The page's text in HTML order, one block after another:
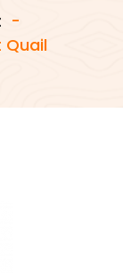
-
Quail